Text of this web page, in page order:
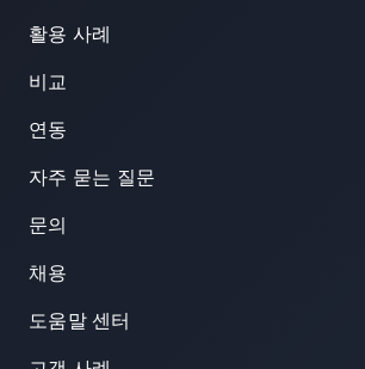
활용 사례
비교
연동
자주 묻는 질문
문의
채용
도움말 센터